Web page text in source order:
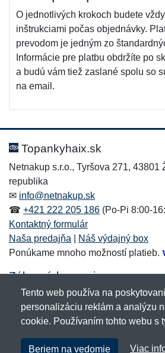
O jednotlivých krokoch budete
inštrukciami počas objednávky.
prevodom je jedným zo
Informácie pre platbu obdržíte po
a budú vám tiež zaslané spolu so
na email.
Topankyhaix.sk
Netnakup s.r.o., Tyršova 271, 43801
republika
✉ info@netnakup.sk
☎ +421 222 205 186 (Po-Pi 8:00-
Kontaktný formulár
Naša predajňa
Náš výdajný box
Ponúkame mnoho možností platieb.
Zákaznícky servis
Novinky emailom
Copyright © 2007-2026 (19 rokov s
Tento web používa na
personalizáciu reklám a analýzu
cookie. Používaním tohto webu s
Beriem na vedomie Viac